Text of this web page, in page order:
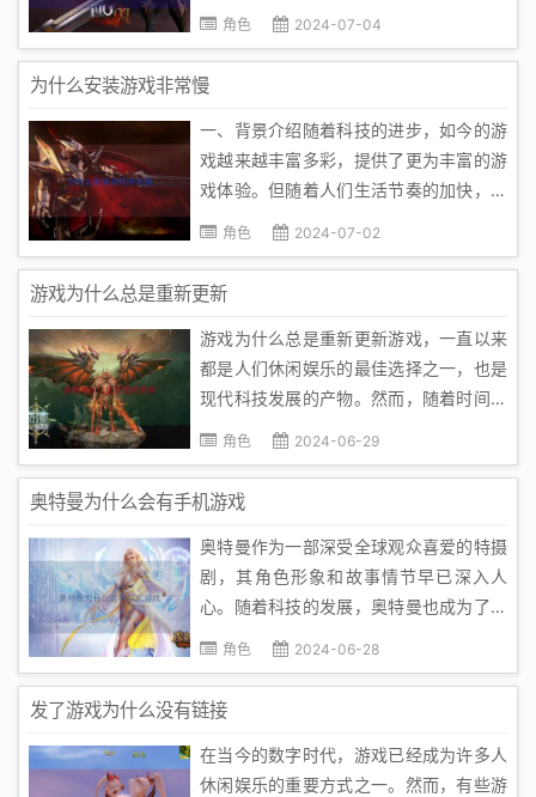
后的原因值得我们深入探讨。首先，腾讯
内购和广告收入，这种方式对许多玩家来
说是反感的。一方面，过度的内购使得许
多...
角色 2024-07-04
为什么安装游戏非常慢
一、背景介绍随着科技的进步，如今的游
戏越来越丰富多彩，提供了更为丰富的游
戏体验。但随着人们生活节奏的加快，往
往由于安装游戏过慢而无法体验游戏本身
断加快，但在游戏安装过程中可能会遇到
各种各样的问题，从而导致安装过程过
慢。二、问题分析1. 文件下载错...
角色 2024-07-02
游戏为什么总是重新更新
游戏为什么总是重新更新游戏，一直以来
都是人们休闲娱乐的最佳选择之一，也是
现代科技发展的产物。然而，随着时间的
推移，很多游戏在刚发布时感觉不错，但
更新。这究竟是什么原因呢？下面我们来
探讨一下。首先，我们要明白一点，游戏
更新往往是为了修复一些已知的bu...
角色 2024-06-29
奥特曼为什么会有手机游戏
奥特曼作为一部深受全球观众喜爱的特摄
剧，其角色形象和故事情节早已深入人
心。随着科技的发展，奥特曼也成为了许
多游戏开发者眼中的热门题材。那么，为
个角度进行分析。首先，从市场需求角度
来看，奥特曼手机游戏的出现是必然趋
势。随着智能手机的普及，手游市场日益
壮...
角色 2024-06-28
发了游戏为什么没有链接
在当今的数字时代，游戏已经成为许多人
休闲娱乐的重要方式之一。然而，有些游